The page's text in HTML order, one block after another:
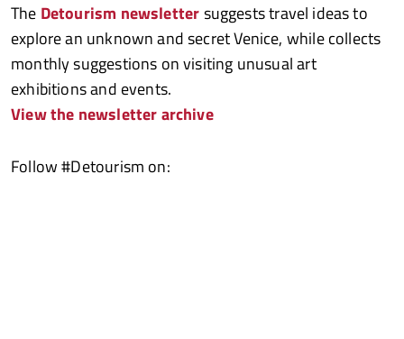
The Detourism newslettersuggests travel ideas to
explore an unknown and secret Venice, while collects
monthly suggestions on visiting unusual art
exhibitions and events.
View the newsletter archive
Follow #Detourism on: